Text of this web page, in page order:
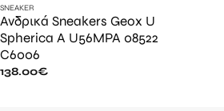
SNEAKER
Ανδρικά Sneakers Geox U
Spherica A U56MPA 08522
C6006
138.00€